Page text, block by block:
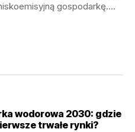
gospodarkę.
wodorowa 2030: gdzie
trwałe rynki?